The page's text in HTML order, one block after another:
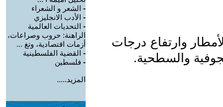
وارتفاع درجات
والسطحية.
- الشعر و الشعراء
- الأدب الانجليزي
- التحديات العالمية
الراهنة: حروب وصراعات،
أزمات اقتصادية، وتغ ...
- القضية الفلسطينية
- فلسطين
المزيد.....